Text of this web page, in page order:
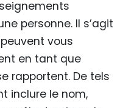
personne. Il s’agit
vous
en tant que
rapportent. De tels
inclure le nom,